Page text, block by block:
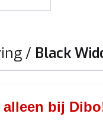
/ Black
bij